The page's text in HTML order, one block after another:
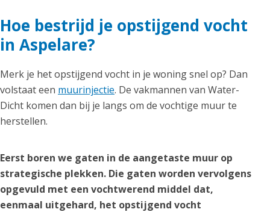
Hoe bestrijd je opstijgend vocht
in Aspelare?
Merk je het opstijgend vocht in je woning snel op? Dan
volstaat een muurinjectie. De vakmannen van Water-
Dicht komen dan bij je langs om de vochtige muur te
herstellen.
Eerst boren we gaten in de aangetaste muur op
strategische plekken. Die gaten worden vervolgens
opgevuld met een vochtwerend middel dat,
eenmaal uitgehard, het opstijgend vocht